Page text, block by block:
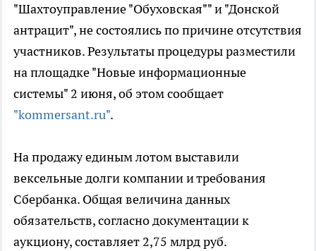
"Шахтоуправление "Обуховская"" и "Донской
антрацит", не состоялись по причине отсутствия
участников. Результаты процедуры разместили
на площадке "Новые информационные
системы" 2 июня, об этом сообщает
"kommersant.ru".
На продажу единым лотом выставили
вексельные долги компании и требования
Сбербанка. Общая величина данных
обязательств, согласно документации к
аукциону, составляет 2,75 млрд руб.